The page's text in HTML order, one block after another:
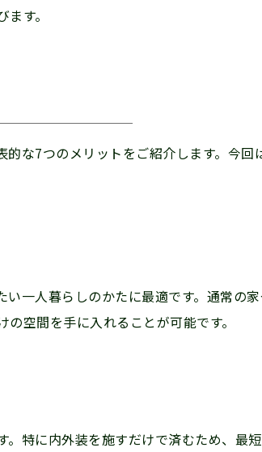
ます。
な7つのメリットをご紹介します。今
一人暮らしのかたに最適です。通常の
空間を手に入れることが可能です。
特に内外装を施すだけで済むため、最